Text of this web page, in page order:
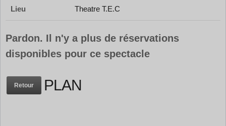
Lieu Theatre T.E.C
Pardon. Il n'y a plus de réservations
disponibles pour ce spectacle
Retour PLAN